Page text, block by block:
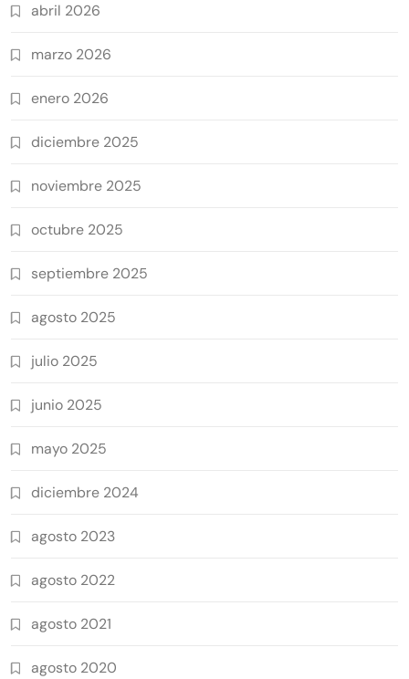
abril 2026
marzo 2026
enero 2026
diciembre 2025
noviembre 2025
octubre 2025
septiembre 2025
agosto 2025
julio 2025
junio 2025
mayo 2025
diciembre 2024
agosto 2023
agosto 2022
agosto 2021
agosto 2020